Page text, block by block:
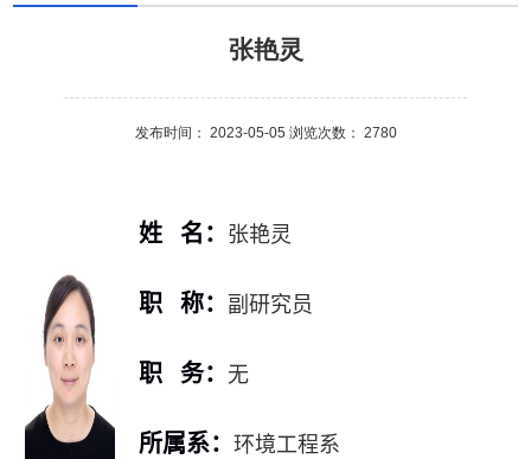
张艳灵
发布时间： 2023-05-05 浏览次数： 2780
姓 名： 张艳灵
职 称： 副研究员
职 务： 无
所属系：环境工程系